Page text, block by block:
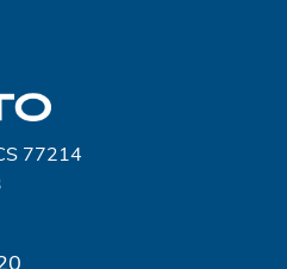
77214